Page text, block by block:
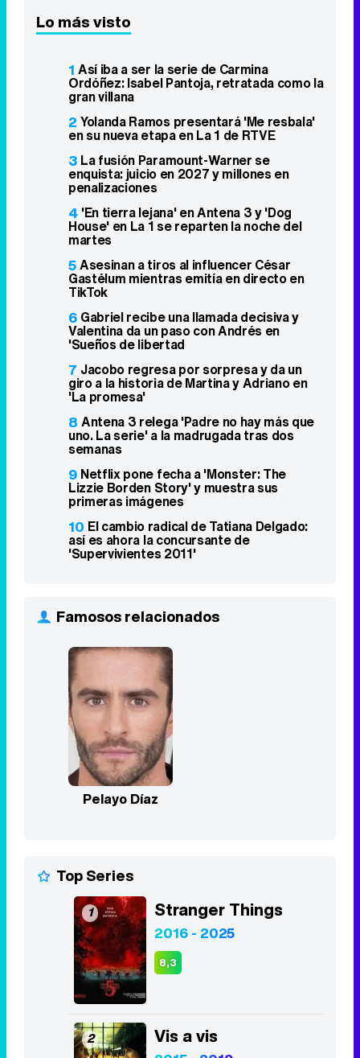
Lo más visto
1 Así iba a ser la serie de Carmina
Ordóñez: Isabel Pantoja, retratada como la
gran villana
2 Yolanda Ramos presentará 'Me resbala'
en su nueva etapa en La 1 de RTVE
3 La fusión Paramount-Warner se
enquista: juicio en 2027 y millones en
penalizaciones
4 'En tierra lejana' en Antena 3 y 'Dog
House' en La 1 se reparten la noche del
martes
5Asesinan a tiros al influencer César
Gastélum mientras emitía en directo en
TikTok
6 Gabriel recibe una llamada decisiva y
Valentina da un paso con Andrés en
'Sueños de libertad
7 Jacobo regresa por sorpresa y da un
giro a la historia de Martina y Adriano en
'La promesa'
8 Antena 3 relega 'Padre no hay más que
uno. La serie' a la madrugada tras dos
semanas
9 Netflix pone fecha a 'Monster: The
Lizzie Borden Story' y muestra sus
primeras imágenes
10 El cambio radical de Tatiana Delgado:
así es ahora la concursante de
'Supervivientes 2011'
Famosos relacionados
Pelayo Díaz
Top Series
1 Stranger Things
2016 - 2025
8,3
2 Vis a vis